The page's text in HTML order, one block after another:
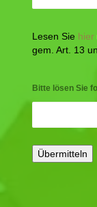
Lesen Sie hier
gem. Art. 13
Bitte lösen Sie